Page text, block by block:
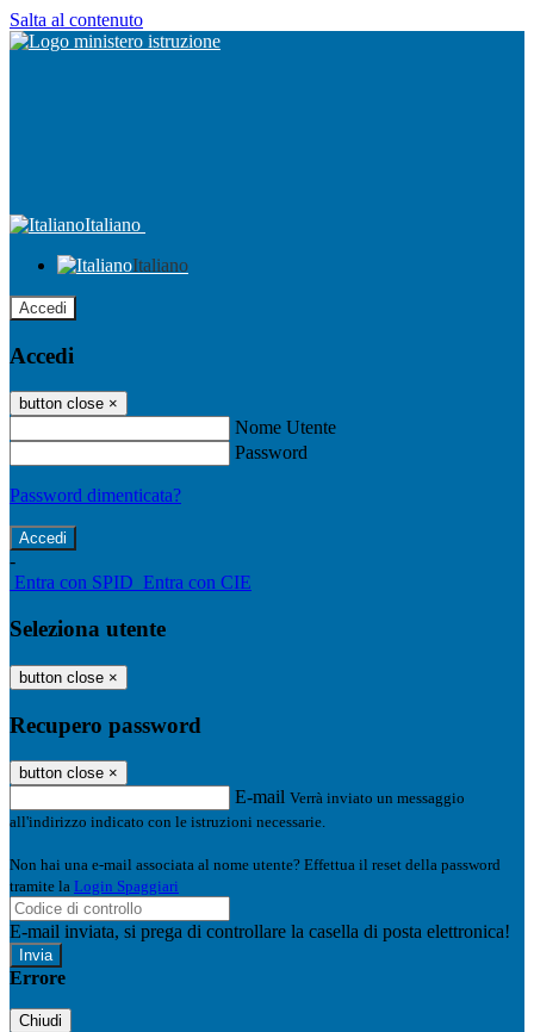
Salta al contenuto
Italiano
Italiano
Accedi
Accedi
button close ×
Nome Utente
Password
Password dimenticata?
-
Entra con SPID Entra con CIE
Seleziona utente
button close ×
Recupero password
button close ×
E-mail Verrà inviato un messaggio
all'indirizzo indicato con le istruzioni necessarie.
Non hai una e-mail associata al nome utente? Effettua il reset della password
tramite la Login Spaggiari
E-mail inviata, si prega di controllare la casella di posta elettronica!
Errore
Chiudi